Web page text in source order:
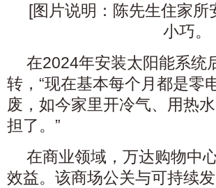
[图片说明：陈先生住家
小巧。
在2024年安装太阳能系统
转，“现在基本每个月都是零
废，如今家里开冷气、用热
担了。”
在商业领域，万达购物中
效益。该商场公关与可持续